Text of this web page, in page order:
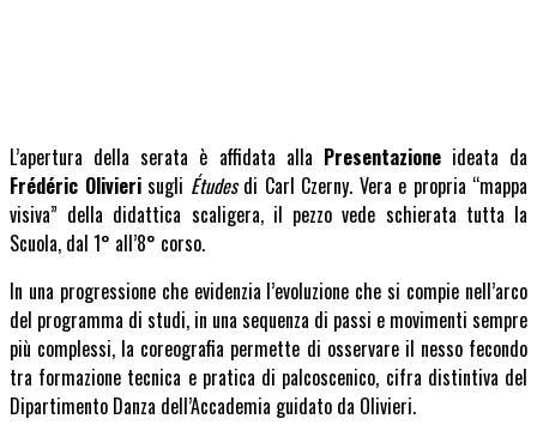
L’apertura della serata è affidata alla Presentazioneideata da
Frédéric Olivierisugli Étudesdi Carl Czerny. Vera e propria “mappa
visiva” della didattica scaligera, il pezzo vede schierata tutta la
Scuola, dal 1° all’8° corso.
In una progressione che evidenzia l’evoluzione che si compie nell’arco
del programma di studi, in una sequenza di passi e movimenti sempre
più complessi, la coreografia permette di osservare il nesso fecondo
tra formazione tecnica e pratica di palcoscenico, cifra distintiva del
Dipartimento Danza dell’Accademia guidato da Olivieri.